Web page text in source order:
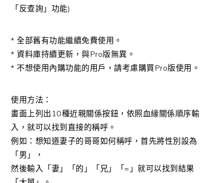
「反查詢」功能)
* 全部舊有功能繼續免費使用。
* 資料庫持續更新，與Pro版無異。
* 不想使用內購功能的用戶，請考慮購買Pro版使用。
使用方法：
畫面上列出10種近親關係按鈕，依照血緣關係順序輸
入，就可以找到直接的稱呼。
例如：想知道妻子的哥哥如何稱呼，首先將性別設為
「男」，
然後輸入「妻」「的」「兄」「=」就可以找到結果